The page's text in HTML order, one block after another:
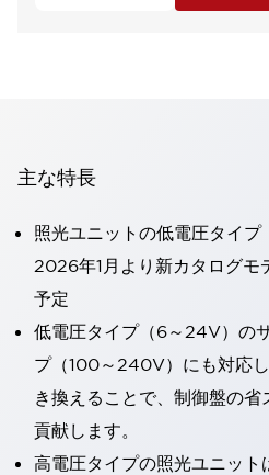
主な特長
照光ユニットの低電圧タイ
2026年1月より新カタログモ
予定
低電圧タイプ（6～24V）の
プ（100～240V）にも対応
き換えることで、制御盤の
貢献します。
高電圧タイプの照光ユニット